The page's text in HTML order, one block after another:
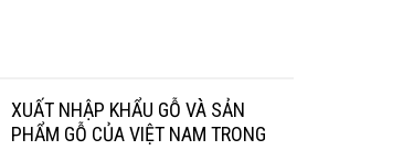
XUẤT NHẬP KHẨU GỖ VÀ SẢN
PHẨM GỖ CỦA VIỆT NAM TRONG